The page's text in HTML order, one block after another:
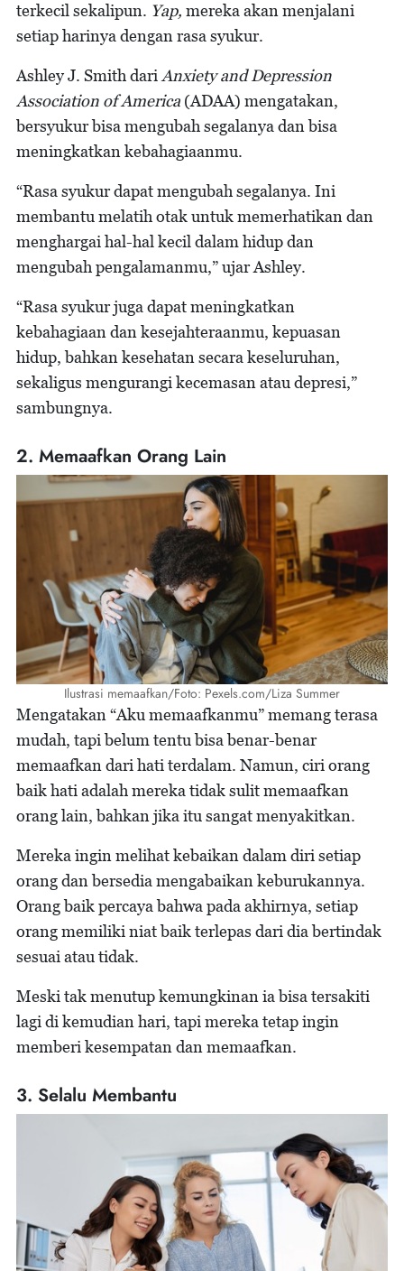
terkecil sekalipun. Yap, mereka akan menjalani
setiap harinya dengan rasa syukur.
Ashley J. Smith dari Anxiety and Depression
Association of America (ADAA) mengatakan,
bersyukur bisa mengubah segalanya dan bisa
meningkatkan kebahagiaanmu.
“Rasa syukur dapat mengubah segalanya. Ini
membantu melatih otak untuk memerhatikan dan
menghargai hal-hal kecil dalam hidup dan
mengubah pengalamanmu,” ujar Ashley.
“Rasa syukur juga dapat meningkatkan
kebahagiaan dan kesejahteraanmu, kepuasan
hidup, bahkan kesehatan secara keseluruhan,
sekaligus mengurangi kecemasan atau depresi,”
sambungnya.
2. Memaafkan Orang Lain
Ilustrasi memaafkan/Foto: Pexels.com/Liza Summer
Mengatakan “Aku memaafkanmu” memang terasa
mudah, tapi belum tentu bisa benar-benar
memaafkan dari hati terdalam. Namun, ciri orang
baik hati adalah mereka tidak sulit memaafkan
orang lain, bahkan jika itu sangat menyakitkan.
Mereka ingin melihat kebaikan dalam diri setiap
orang dan bersedia mengabaikan keburukannya.
Orang baik percaya bahwa pada akhirnya, setiap
orang memiliki niat baik terlepas dari dia bertindak
sesuai atau tidak.
Meski tak menutup kemungkinan ia bisa tersakiti
lagi di kemudian hari, tapi mereka tetap ingin
memberi kesempatan dan memaafkan.
3. Selalu Membantu